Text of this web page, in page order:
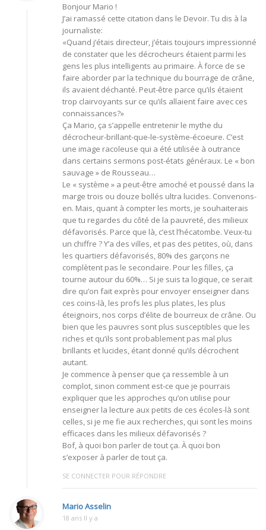
Bonjour Mario !
J’ai ramassé cette citation dans le Devoir. Tu dis à la
journaliste:
«Quand j’étais directeur, j’étais toujours impressionné
de constater que les décrocheurs étaient parmi les
gens les plus intelligents au primaire. À force de se
faire aborder par la technique du bourrage de crâne,
ils avaient déchanté. Peut-être parce qu’ils étaient
trop clairvoyants sur ce qu’ils allaient faire avec ces
connaissances?»
Ça Mario, ça s’appelle entretenir le mythe du
décrocheur-brillant-que-le-système-écoeure. C’est
une image racoleuse qui a été utilisée à outrance
dans certains sermons post-états généraux. Le « bon
sauvage » de Rousseau…
Le « système » a peut-être amoché et poussé dans la
marge trois ou douze bollés ultra lucides. Convenons-
en. Mais, quant à compter les morts, je souhaiterais
que tu regardes du côté de la pauvreté, des milieux
défavorisés. Parce que là, c’est l’hécatombe. Veux-tu
un chiffre ? Y’a des villes, et pas des petites, où, dans
les quartiers défavorisés, 80% des garçons ne
complètent pas le secondaire. Pour les filles, ça
tourne autour du 60%… Si je suis ta logique, ce serait
dire qu’on fait exprès pour envoyer enseigner dans
ces coins-là, les profs les plus plates, les plus
éteignoirs, nos corps d’élite de bourreux de crâne. Ou
bien que les pauvres sont plus susceptibles que les
riches et qu’ils sont probablement pas mal plus
brillants et lucides, étant donné qu’ils décrochent
autant.
Je commence à penser que ça ressemble à un
complot, sinon comment est-ce que je pourrais
expliquer que les approches qu’on utilise pour
enseigner la lecture aux petits de ces écoles-là sont
celles, si je me fie aux recherches, qui sont les moins
efficaces dans les milieux défavorisés ?
Bof, à quoi bon parler de tout ça. À quoi bon
s’exposer à parler de tout ça.
SE CONNECTER POUR RÉPONDRE
Mario Asselin
18 ans Il y a